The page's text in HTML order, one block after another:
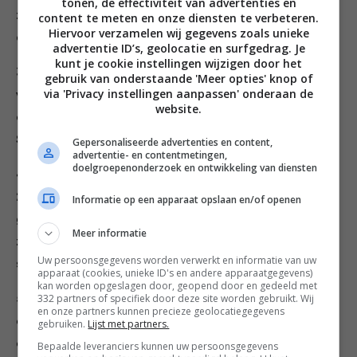
zijn. Haal de pan daarna van het vuur. Eventueel kun je
de boter en chocolade ook in de magnetron smelten.
3. Meng in een kom de suiker, eieren, het zout en
vanille extract. Voeg het gesmolten
chocolademengsel hieraan toe en meng dit erdoor.
Spatel als laatste de bloem door het beslag.
4. Giet het beslag in de taartvorm en bak deze
20­-30 minuten. De taart lijkt dan nog niet helemaal
gaar, maar maak je geen zorgen. Tijdens het afkoelen
zal de taart opstijven, terwijl het midden lekker
smeuïg blijft.
5. Serveer de taart pas als deze helemaal afgekoeld is
en bestuif hem voor het serveren licht met
cacaopoeder.
content te meten en onze diensten te verbeteren.
Hiervoor verzamelen wij gegevens zoals unieke
advertentie ID’s, geolocatie en surfgedrag. Je
kunt je cookie instellingen wijzigen door het
gebruik van onderstaande 'Meer opties' knop of
via 'Privacy instellingen aanpassen' onderaan de
website.
Gepersonaliseerde advertenties en content,
advertentie- en contentmetingen,
doelgroepenonderzoek en ontwikkeling van diensten
Informatie op een apparaat opslaan en/of openen
Meer informatie
Uw persoonsgegevens worden verwerkt en informatie van uw
apparaat (cookies, unieke ID's en andere apparaatgegevens)
kan worden opgeslagen door, geopend door en gedeeld met
332 partners of specifiek door deze site worden gebruikt. Wij
en onze partners kunnen precieze geolocatiegegevens
gebruiken. Lijst met partners.
Bepaalde leveranciers kunnen uw persoonsgegevens